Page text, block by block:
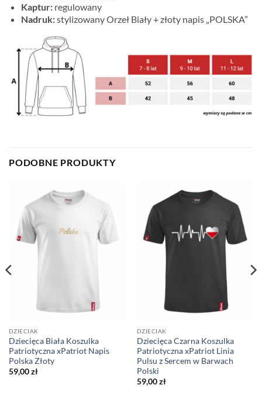
Kaptur:regulowany
Nadruk:stylizowany Orzeł Biały + złoty napis „POLSKA”
PODOBNE PRODUKTY
DZIECIAK
Dziecięca Biała Koszulka
Patriotyczna xPatriot Napis
Polska Złoty
59,00zł
DZIECIAK
Dziecięca Czarna Koszulka
Patriotyczna xPatriot Linia
Pulsu z Sercem w Barwach
Polski
59,00zł